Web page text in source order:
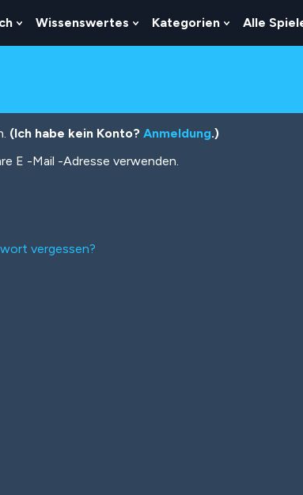
Show
Submenu
Wissenswertes
Show
Submenu
Kategorien
Show
Submenu
Alle
(Ich habe kein Konto? Anmeldung.)
E -Mail -Adresse verwenden.
vergessen?